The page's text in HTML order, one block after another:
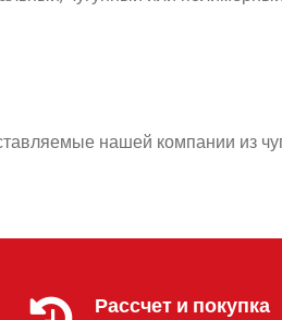
нашей компании из
Рассчет и покупка